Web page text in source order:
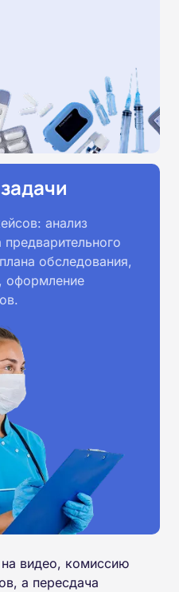
анализ
обследования,
оформление
видео, комиссию
а пересдача